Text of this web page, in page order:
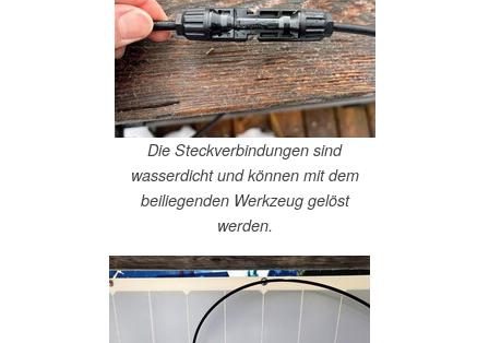
Die Steckverbindungen sind
wasserdicht und können mit dem
beiliegenden Werkzeug gelöst
werden.